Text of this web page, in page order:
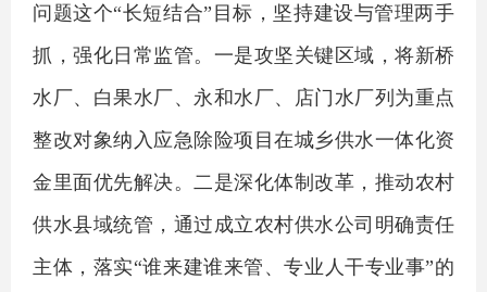
问题这个“长短结合”目标，坚持建设与管理两手
抓，强化日常监管。 一是攻坚关键区域，将新桥
水厂、白果水厂、永和水厂、店门水厂列为重点
整改对象纳入应急除险项目在城乡供水一体化资
金里面优先解决。二是深化体制改革，推动农村
供水县域统管，通过成立农村供水公司明确责任
主体，落实“谁来建谁来管、专业人干专业事”的